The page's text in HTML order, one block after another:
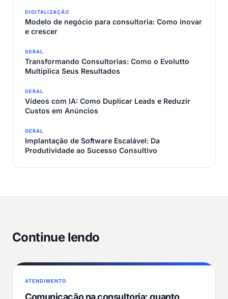
DIGITALIZAÇÃO
Modelo de negócio para consultoria: Como inovar
e crescer
GERAL
Transformando Consultorias: Como o Evolutto
Multiplica Seus Resultados
GERAL
Vídeos com IA: Como Duplicar Leads e Reduzir
Custos em Anúncios
GERAL
Implantação de Software Escalável: Da
Produtividade ao Sucesso Consultivo
Continue lendo
ATENDIMENTO
Comunicação na consultoria: quanto